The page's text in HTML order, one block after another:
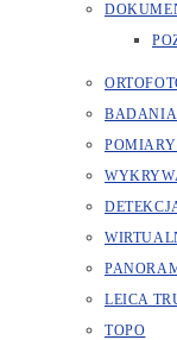
BADANIA
LEICA
TOPO